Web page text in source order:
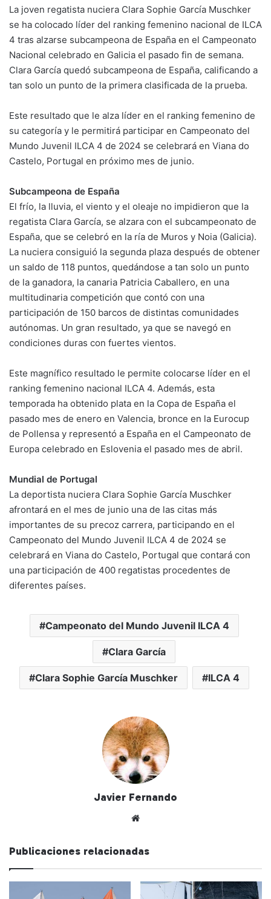
p
y
Li
n
k
ai
l
c
e
b
o
o
k
at
s
A
p
p
e
gr
a
m
m
p
ar
tir
La joven regatista nuciera Clara Sophie García Muschker
se ha colocado líder del ranking femenino nacional de ILCA
4 tras alzarse subcampeona de España en el Campeonato
Nacional celebrado en Galicia el pasado fin de semana.
Clara García quedó subcampeona de España, calificando a
tan solo un punto de la primera clasificada de la prueba.
Este resultado que le alza líder en el ranking femenino de
su categoría y le permitirá participar en Campeonato del
Mundo Juvenil ILCA 4 de 2024 se celebrará en Viana do
Castelo, Portugal en próximo mes de junio.
Subcampeona de España
El frío, la lluvia, el viento y el oleaje no impidieron que la
regatista Clara García, se alzara con el subcampeonato de
España, que se celebró en la ría de Muros y Noia (Galicia).
La nuciera consiguió la segunda plaza después de obtener
un saldo de 118 puntos, quedándose a tan solo un punto
de la ganadora, la canaria Patricia Caballero, en una
multitudinaria competición que contó con una
participación de 150 barcos de distintas comunidades
autónomas. Un gran resultado, ya que se navegó en
condiciones duras con fuertes vientos.
Este magnífico resultado le permite colocarse líder en el
ranking femenino nacional ILCA 4. Además, esta
temporada ha obtenido plata en la Copa de España el
pasado mes de enero en Valencia, bronce en la Eurocup
de Pollensa y representó a España en el Campeonato de
Europa celebrado en Eslovenia el pasado mes de abril.
Mundial de Portugal
La deportista nuciera Clara Sophie García Muschker
afrontará en el mes de junio una de las citas más
importantes de su precoz carrera, participando en el
Campeonato del Mundo Juvenil ILCA 4 de 2024 se
celebrará en Viana do Castelo, Portugal que contará con
una participación de 400 regatistas procedentes de
diferentes países.
Campeonato del Mundo Juvenil ILCA 4
Clara García
Clara Sophie García Muschker ILCA 4
Javier Fernando
we
Publicaciones relacionadas